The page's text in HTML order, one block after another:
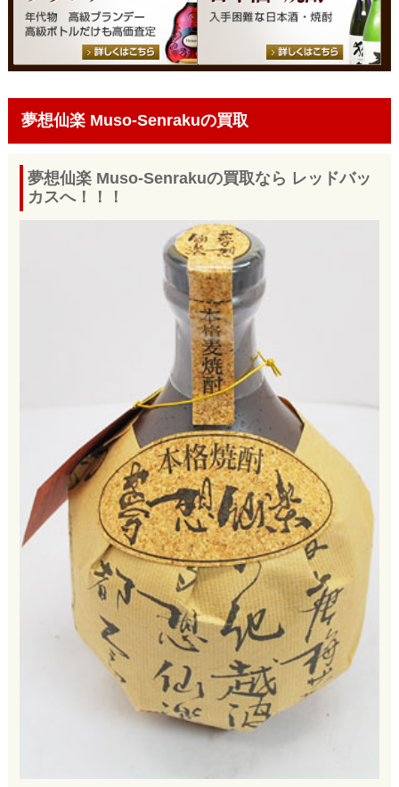
夢想仙楽 Muso-Senrakuの買取
夢想仙楽 Muso-Senrakuの買取なら レッドバッ
カスへ！！！